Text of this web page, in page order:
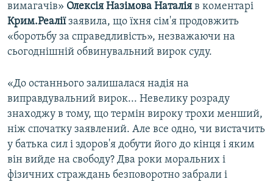
Усі сайти RFE/RL
вимагачів» Олексія Назімова Наталія в коментарі
Крим.Реаліїзаявила, що їхня сім'я продовжить
«боротьбу за справедливість», незважаючи на
сьогоднішній обвинувальний вирок суду.
«До останнього залишалася надія на
виправдувальний вирок... Невелику розраду
знаходжу в тому, що термін вироку трохи менший,
ніж спочатку заявлений. Але все одно, чи вистачить
у батька сил і здоров'я добути його до кінця і яким
він вийде на свободу? Два роки моральних і
фізичних страждань безповоротно забрали і